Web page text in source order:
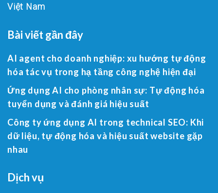
Việt Nam
Bài viết gần đây
AI agent cho doanh nghiệp: xu hướng tự động
hóa tác vụ trong hạ tầng công nghệ hiện đại
Ứng dụng AI cho phòng nhân sự: Tự động hóa
tuyển dụng và đánh giá hiệu suất
Công ty ứng dụng AI trong technical SEO: Khi
dữ liệu, tự động hóa và hiệu suất website gặp
nhau
Dịch vụ